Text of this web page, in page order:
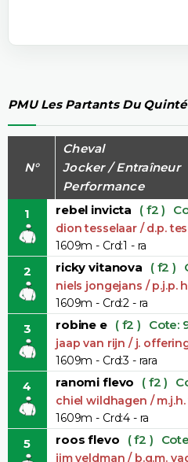
PMU Les Partants Du Quinté
N°
Cheval
Jocker / Entraîneur
Performance
1
rebel invicta ( f2 )
dion tesselaar / d.p.
1609m - Crd:1 - ra
2 ricky vitanova ( f2 )
niels jongejans / p.j.p.
1609m - Crd:2 - ra
3 robine e ( f2 ) Cote:
jaap van rijn / j.
1609m - Crd:3 - rara
4 ranomi flevo ( f2 )
chiel wildhagen /
1609m - Crd:4 - ra
5 roos flevo ( f2 )
jim veldman / b.g.m.